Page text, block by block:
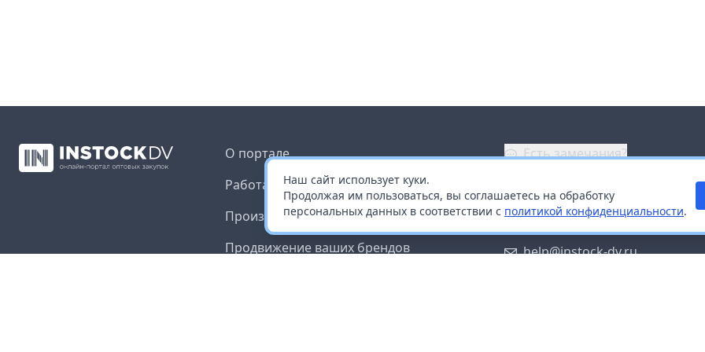
Наш сайт использует куки.
Продолжая им пользоваться, вы соглашаетесь на обработку
персональных данных в соответствии с политикой конфиденциальности.
О портале
Работа с платформой
Производителям и дистрибьюторам
Продвижение ваших брендов
Есть замечания?
Заказать звонок
help@instock-dv.ru